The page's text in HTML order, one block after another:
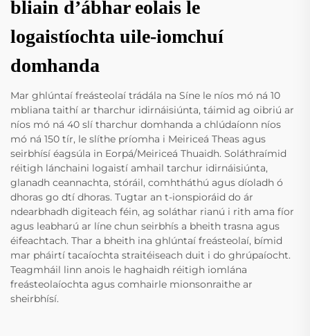
bliain d’ábhar eolais le
logaistíochta uile-iomchuí
domhanda
Mar ghlúntaí freásteolaí trádála na Síne le níos mó ná 10
mbliana taithí ar tharchur idirnáisiúnta, táimid ag oibriú ar
níos mó ná 40 slí tharchur domhanda a chlúdaíonn níos
mó ná 150 tír, le slíthe príomha i Meiriceá Theas agus
seirbhísí éagsúla in Eorpá/Meiriceá Thuaidh. Soláthraímid
réitigh lánchaini logaistí amhail tarchur idirnáisiúnta,
glanadh ceannachta, stóráil, comhtháthú agus díoladh ó
dhoras go dtí dhoras. Tugtar an t-ionspioráid do ár
ndearbhadh digiteach féin, ag soláthar rianú i rith ama fíor
agus leabharú ar líne chun seirbhís a bheith trasna agus
éifeachtach. Thar a bheith ina ghlúntaí freásteolaí, bímid
mar pháirtí tacaíochta straitéiseach duit i do ghrúpaíocht.
Teagmháil linn anois le haghaidh réitigh iomlána
freásteolaíochta agus comhairle mionsonraithe ar
sheirbhísí.